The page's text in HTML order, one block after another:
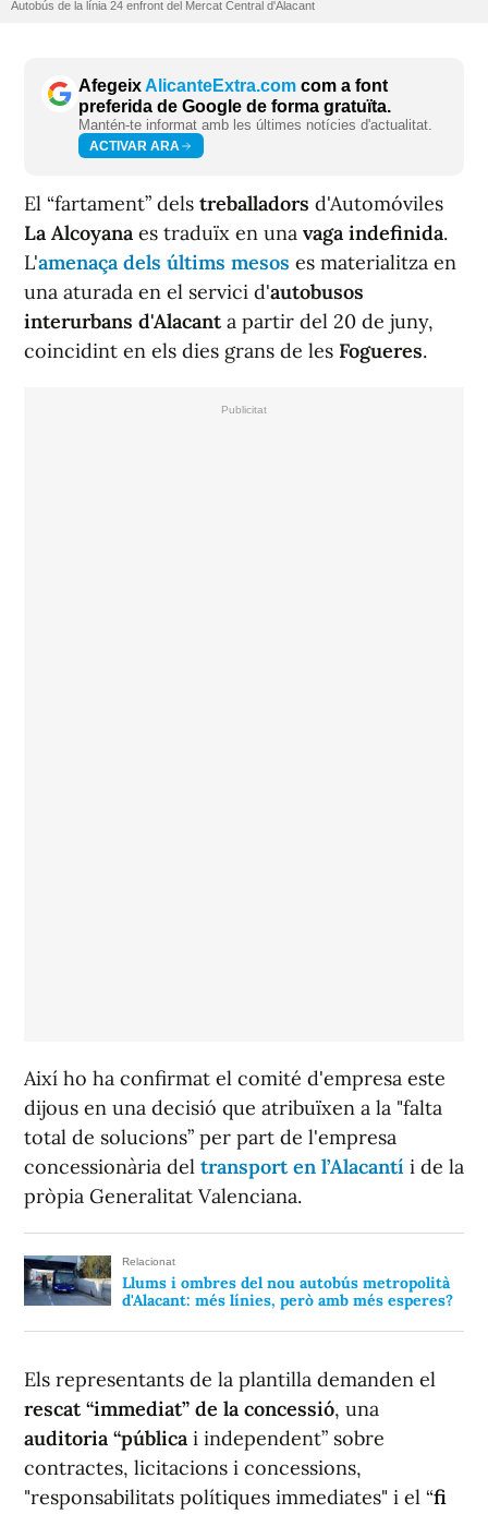
Autobús de la línia 24 enfront del Mercat Central d'Alacant
AfegeixAlicanteExtra.com com a font
preferida de Google de forma gratuïta.
Mantén-te informat amb les últimes notícies d'actualitat.
ACTIVAR ARA
El “fartament” dels treballadors d'Automóviles
La Alcoyana es traduïx en una vaga indefinida.
L'amenaça dels últims mesos es materialitza en
una aturada en el servici d'autobusos
interurbans d'Alacanta partir del 20 de juny,
coincidint en els dies grans de les Fogueres.
Així ho ha confirmat el comité d'empresa este
dijous en una decisió que atribuïxen a la "falta
total de solucions” per part de l'empresa
concessionària del transport en l’Alacantí i de la
pròpia Generalitat Valenciana.
Relacionat
Llums i ombres del nou autobús metropolità
d'Alacant: més línies, però amb més esperes?
Els representants de la plantilla demanden el
rescat “immediat” de la concessió, una
auditoria “pública i independent” sobre
contractes, licitacions i concessions,
"responsabilitats polítiques immediates" i el “fi